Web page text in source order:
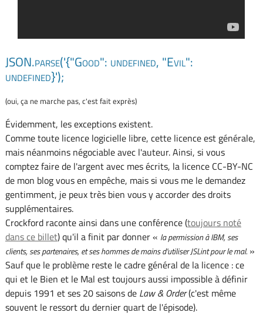
JSON.parse('{"Good": undefined, "Evil":
undefined}');
(oui, ça ne marche pas, c'est fait exprès)
Évidemment, les exceptions existent.
Comme toute licence logicielle libre, cette licence est générale,
mais néanmoins négociable avec l'auteur. Ainsi, si vous
comptez faire de l'argent avec mes écrits, la licence CC-BY-NC
de mon blog vous en empêche, mais si vous me le demandez
gentimment, je peux très bien vous y accorder des droits
supplémentaires.
Crockford raconte ainsi dans une conférence (toujours noté
dans ce billet) qu'il a finit par donner « la permission à IBM, ses
clients, ses partenaires, et ses hommes de mains d'utiliser JSLint pour le mal.»
Sauf que le problème reste le cadre général de la licence : ce
qui et le Bien et le Mal est toujours aussi impossible à définir
depuis 1991 et ses 20 saisons de Law & Order(c'est même
souvent le ressort du dernier quart de l'épisode).